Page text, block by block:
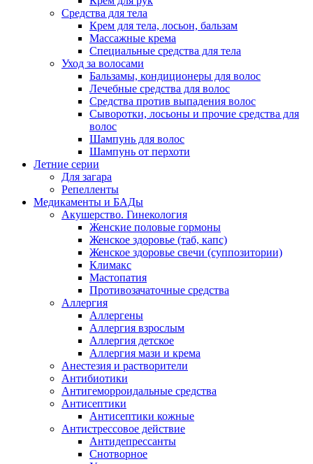
Средства для тела
Крем для тела, лосьон, бальзам
Массажные крема
Специальные средства для тела
Уход за волосами
Бальзамы, кондиционеры для волос
Лечебные средства для волос
Средства против выпадения волос
Сыворотки, лосьоны и прочие средства для
волос
Шампунь для волос
Шампунь от перхоти
Летние серии
Для загара
Репелленты
Медикаменты и БАДы
Акушерство. Гинекология
Женские половые гормоны
Женское здоровье (таб, капс)
Женское здоровье свечи (суппозитории)
Климакс
Мастопатия
Противозачаточные средства
Аллергия
Аллергены
Аллергия взрослым
Аллергия детское
Аллергия мази и крема
Анестезия и растворители
Антибиотики
Антигеморроидальные средства
Антисептики
Антисептики кожные
Антистрессовое действие
Антидепрессанты
Снотворное